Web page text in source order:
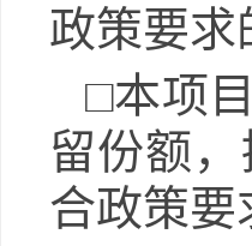
政策要求
□本项
留份额
合政策要